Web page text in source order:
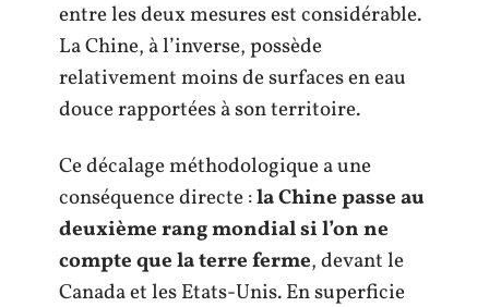
entre les deux mesures est considérable.
La Chine, à l’inverse, possède
relativement moins de surfaces en eau
douce rapportées à son territoire.
Ce décalage méthodologique a une
conséquence directe :la Chine passe au
deuxième rang mondial si l’on ne
compte que la terre ferme, devant le
Canada et les Etats-Unis. En superficie